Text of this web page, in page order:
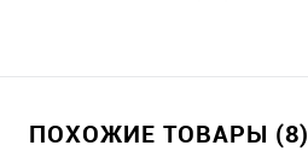
ПОХОЖИЕ ТОВАРЫ (8)